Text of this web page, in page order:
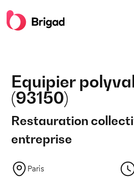
Equipier
(93150)
Restauration
entreprise
Paris